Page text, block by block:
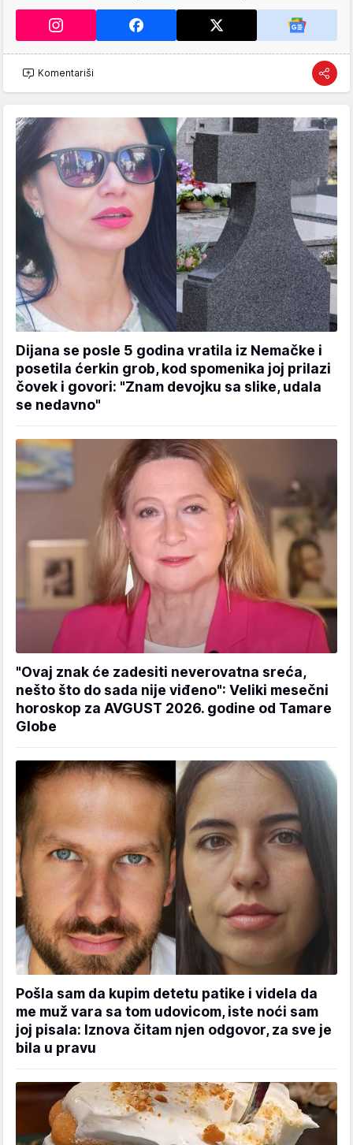
Komentariši
Dijana se posle 5 godina vratila iz Nemačke i
posetila ćerkin grob, kod spomenika joj prilazi
čovek i govori: "Znam devojku sa slike, udala
se nedavno"
"Ovaj znak će zadesiti neverovatna sreća,
nešto što do sada nije viđeno": Veliki mesečni
horoskop za AVGUST 2026. godine od Tamare
Globe
Pošla sam da kupim detetu patike i videla da
me muž vara sa tom udovicom, iste noći sam
joj pisala: Iznova čitam njen odgovor, za sve je
bila u pravu